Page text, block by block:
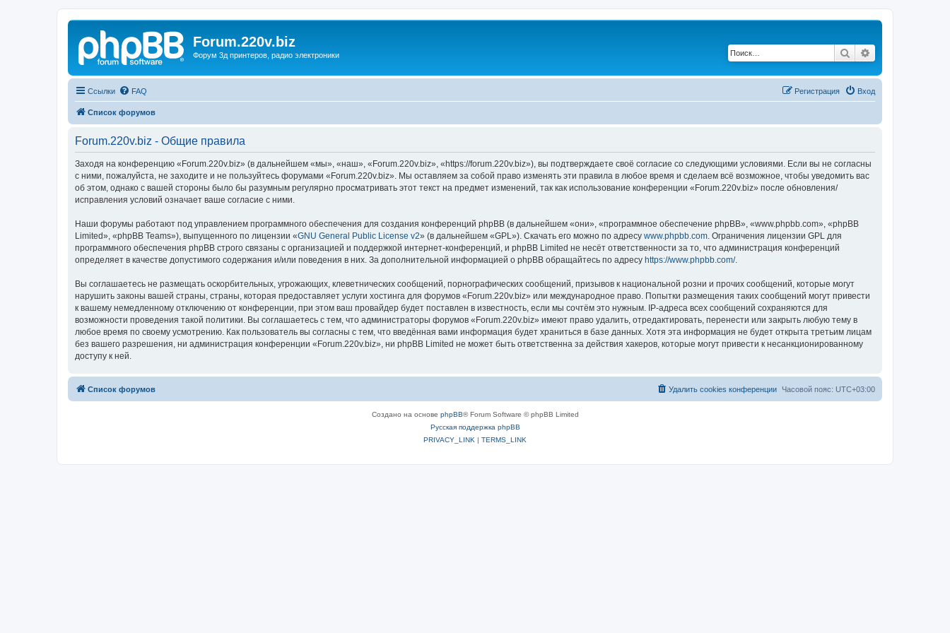
Forum.220v.biz
Форум 3д принтеров, радио электроники Поиск
Ссылки FAQ Вход
Регистрация
Список форумов
Forum.220v.biz - Общие правила
Заходя на конференцию «Forum.220v.biz» (в дальнейшем «мы», «наш», «Forum.220v.biz», «https://forum.220v.biz»), вы подтверждаете своё согласие со следующими условиями. Если вы не согласны
с ними, пожалуйста, не заходите и не пользуйтесь форумами «Forum.220v.biz». Мы оставляем за собой право изменять эти правила в любое время и сделаем всё возможное, чтобы уведомить вас
об этом, однако с вашей стороны было бы разумным регулярно просматривать этот текст на предмет изменений, так как использование конференции «Forum.220v.biz» после обновления/
исправления условий означает ваше согласие с ними.
Наши форумы работают под управлением программного обеспечения для создания конференций phpBB (в дальнейшем «они», «программное обеспечение phpBB», «www.phpbb.com», «phpBB
Limited», «phpBB Teams»), выпущенного по лицензии «GNU General Public License v2» (в дальнейшем «GPL»). Скачать его можно по адресу www.phpbb.com . Ограничения лицензии GPL для
программного обеспечения phpBB строго связаны с организацией и поддержкой интернет-конференций, и phpBB Limited не несёт ответственности за то, что администрация конференций
определяет в качестве допустимого содержания и/или поведения в них. За дополнительной информацией о phpBB обращайтесь по адресу https://www.phpbb.com/.
Вы соглашаетесь не размещать оскорбительных, угрожающих, клеветнических сообщений, порнографических сообщений, призывов к национальной розни и прочих сообщений, которые могут
нарушить законы вашей страны, страны, которая предоставляет услуги хостинга для форумов «Forum.220v.biz» или международное право. Попытки размещения таких сообщений могут привести
к вашему немедленному отключению от конференции, при этом ваш провайдер будет поставлен в известность, если мы сочтём это нужным. IP-адреса всех сообщений сохраняются для
возможности проведения такой политики. Вы соглашаетесь с тем, что администраторы форумов «Forum.220v.biz» имеют право удалить, отредактировать, перенести или закрыть любую тему в
любое время по своему усмотрению. Как пользователь вы согласны с тем, что введённая вами информация будет храниться в базе данных. Хотя эта информация не будет открыта третьим лицам
без вашего разрешения, ни администрация конференции «Forum.220v.biz», ни phpBB Limited не может быть ответственна за действия хакеров, которые могут привести к несанкционированному
доступу к ней.
Список форумов Часовой пояс: UTC+03:00
Удалить cookies конференции
Создано на основе phpBB® Forum Software © phpBB Limited
Русская поддержка phpBB
PRIVACY_LINK | TERMS_LINK